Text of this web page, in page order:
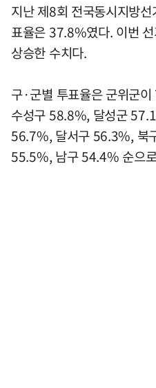
지난 제8회 전국동시지방
표율은 37.8%였다. 이번
상승한 수치다.
구·군별 투표율은 군위군
수성구 58.8%, 달성군
56.7%, 달서구 56.3%, 북
55.5%, 남구 54.4% 순으